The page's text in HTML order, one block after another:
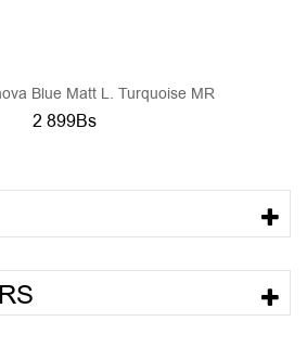
Blue Matt L. Turquoise MR
2 899Bs